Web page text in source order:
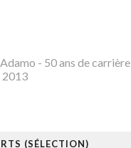
- 50 ans de carrière
2013
(SÉLECTION)